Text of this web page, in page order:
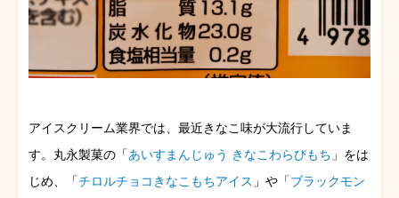
アイスクリーム業界では、最近きなこ味が大流行していま
す。丸永製菓の「あいすまんじゅう きなこわらびもち 」をは
じめ、「チロルチョコきなこもちアイス 」や「ブラックモン